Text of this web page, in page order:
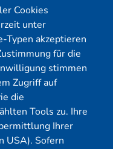
bevor sie
: Schutz gegen die
des Vertrauens der
der Sicherheit
unerlässlich.
Cookies
unter
Typen akzeptieren
für die
stimmen
Zugriff auf
die
Tools zu. Ihre
Ihrer
USA). Sofern